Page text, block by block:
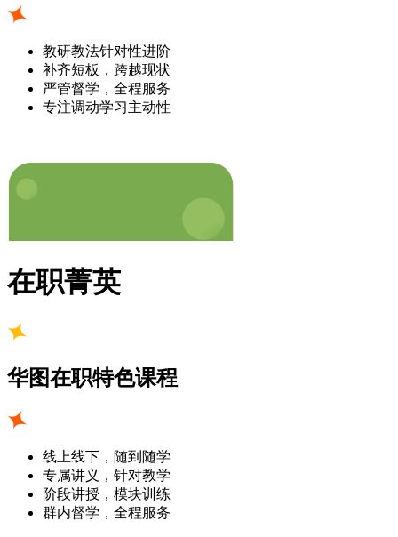
教研教法针对性进阶
补齐短板，跨越现状
严管督学，全程服务
专注调动学习主动性
在职菁英
华图在职特色课程
线上线下，随到随学
专属讲义，针对教学
阶段讲授，模块训练
群内督学，全程服务